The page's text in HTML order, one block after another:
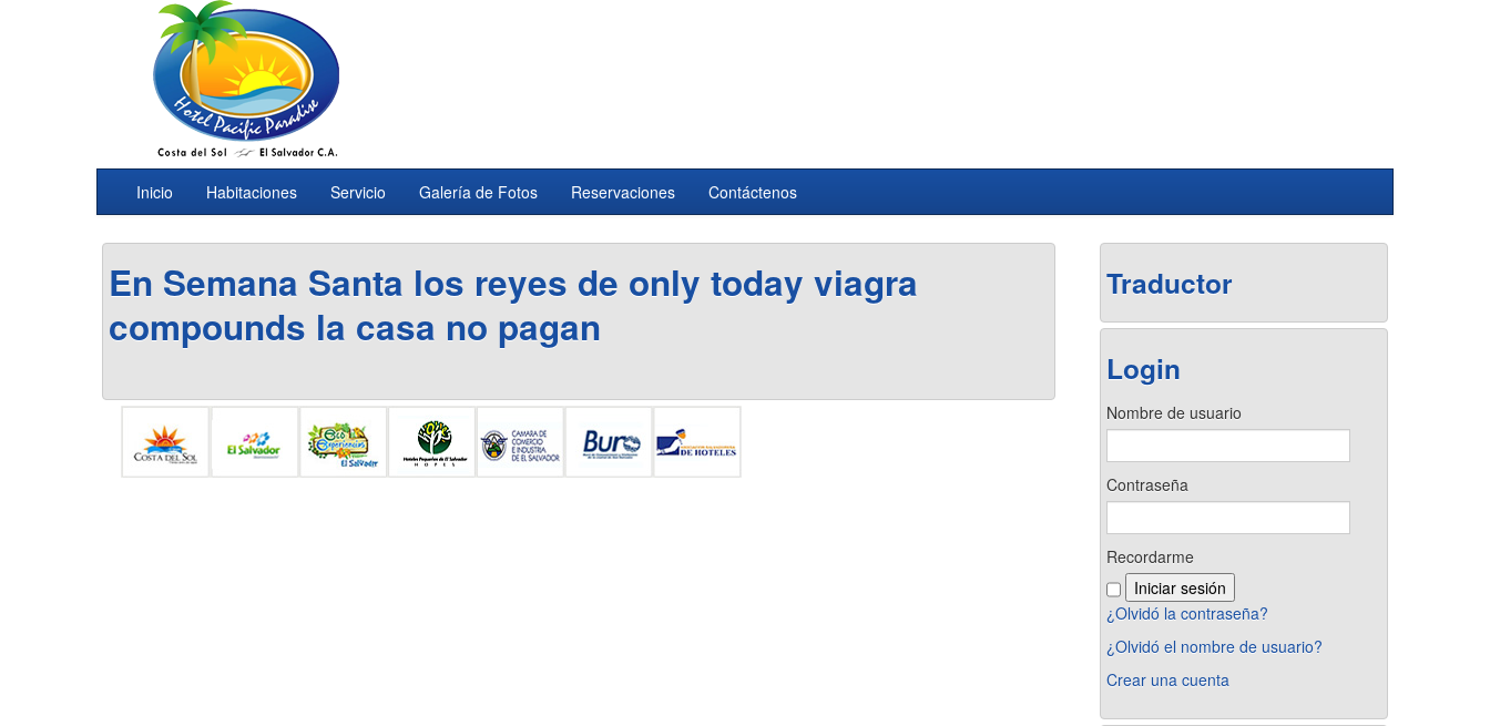
Inicio Habitaciones Servicio Galería de Fotos Reservaciones Contáctenos
En Semana Santa los reyes de only today viagra
compounds la casa no pagan
Traductor
Login
Nombre de usuario
Contraseña
Recordarme
¿Olvidó la contraseña?
¿Olvidó el nombre de usuario?
Crear una cuenta